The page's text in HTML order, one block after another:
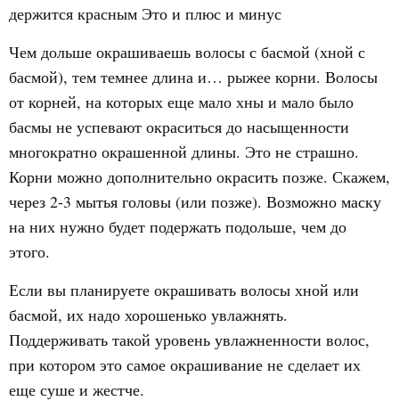
держится красным Это и плюс и минус
Чем дольше окрашиваешь волосы с басмой (хной с
басмой), тем темнее длина и… рыжее корни. Волосы
от корней, на которых еще мало хны и мало было
басмы не успевают окраситься до насыщенности
многократно окрашенной длины. Это не страшно.
Корни можно дополнительно окрасить позже. Скажем,
через 2-3 мытья головы (или позже). Возможно маску
на них нужно будет подержать подольше, чем до
этого.
Если вы планируете окрашивать волосы хной или
басмой, их надо хорошенько увлажнять.
Поддерживать такой уровень увлажненности волос,
при котором это самое окрашивание не сделает их
еще суше и жестче.